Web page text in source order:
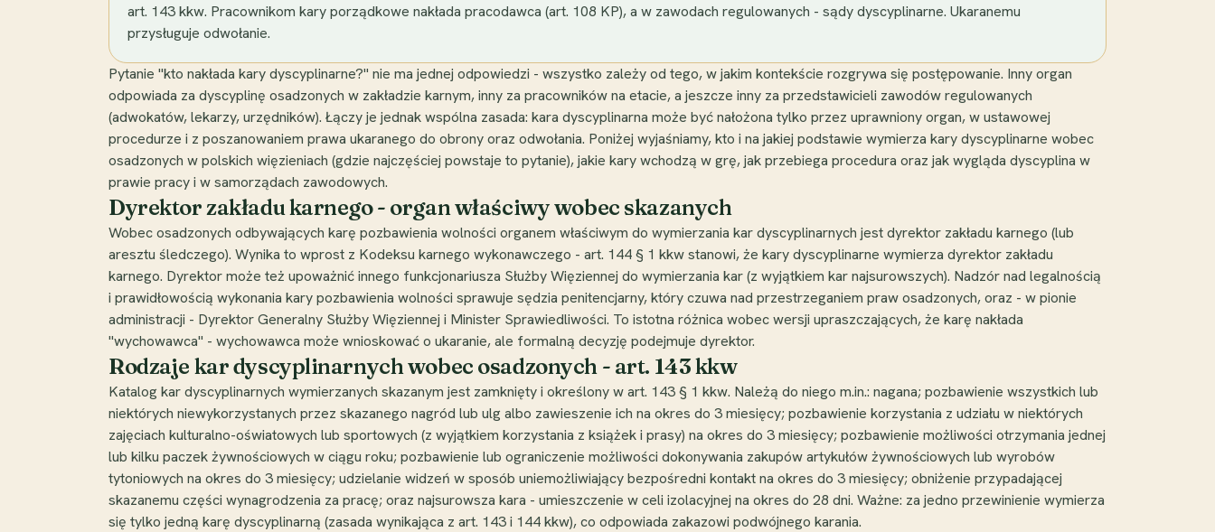
art. 143 kkw. Pracownikom kary porządkowe nakłada pracodawca (art. 108 KP), a w zawodach regulowanych - sądy dyscyplinarne. Ukaranemu
przysługuje odwołanie.
Pytanie "kto nakłada kary dyscyplinarne?" nie ma jednej odpowiedzi - wszystko zależy od tego, w jakim kontekście rozgrywa się postępowanie. Inny organ
odpowiada za dyscyplinę osadzonych w zakładzie karnym, inny za pracowników na etacie, a jeszcze inny za przedstawicieli zawodów regulowanych
(adwokatów, lekarzy, urzędników). Łączy je jednak wspólna zasada: kara dyscyplinarna może być nałożona tylko przez uprawniony organ, w ustawowej
procedurze i z poszanowaniem prawa ukaranego do obrony oraz odwołania. Poniżej wyjaśniamy, kto i na jakiej podstawie wymierza kary dyscyplinarne wobec
osadzonych w polskich więzieniach (gdzie najczęściej powstaje to pytanie), jakie kary wchodzą w grę, jak przebiega procedura oraz jak wygląda dyscyplina w
prawie pracy i w samorządach zawodowych.
Dyrektor zakładu karnego - organ właściwy wobec skazanych
Wobec osadzonych odbywających karę pozbawienia wolności organem właściwym do wymierzania kar dyscyplinarnych jest dyrektor zakładu karnego (lub
aresztu śledczego). Wynika to wprost z Kodeksu karnego wykonawczego - art. 144 § 1 kkw stanowi, że kary dyscyplinarne wymierza dyrektor zakładu
karnego. Dyrektor może też upoważnić innego funkcjonariusza Służby Więziennej do wymierzania kar (z wyjątkiem kar najsurowszych). Nadzór nad legalnością
i prawidłowością wykonania kary pozbawienia wolności sprawuje sędzia penitencjarny, który czuwa nad przestrzeganiem praw osadzonych, oraz - w pionie
administracji - Dyrektor Generalny Służby Więziennej i Minister Sprawiedliwości. To istotna różnica wobec wersji upraszczających, że karę nakłada
"wychowawca" - wychowawca może wnioskować o ukaranie, ale formalną decyzję podejmuje dyrektor.
Rodzaje kar dyscyplinarnych wobec osadzonych - art. 143 kkw
Katalog kar dyscyplinarnych wymierzanych skazanym jest zamknięty i określony w art. 143 § 1 kkw. Należą do niego m.in.: nagana; pozbawienie wszystkich lub
niektórych niewykorzystanych przez skazanego nagród lub ulg albo zawieszenie ich na okres do 3 miesięcy; pozbawienie korzystania z udziału w niektórych
zajęciach kulturalno-oświatowych lub sportowych (z wyjątkiem korzystania z książek i prasy) na okres do 3 miesięcy; pozbawienie możliwości otrzymania jednej
lub kilku paczek żywnościowych w ciągu roku; pozbawienie lub ograniczenie możliwości dokonywania zakupów artykułów żywnościowych lub wyrobów
tytoniowych na okres do 3 miesięcy; udzielanie widzeń w sposób uniemożliwiający bezpośredni kontakt na okres do 3 miesięcy; obniżenie przypadającej
skazanemu części wynagrodzenia za pracę; oraz najsurowsza kara - umieszczenie w celi izolacyjnej na okres do 28 dni. Ważne: za jedno przewinienie wymierza
się tylko jedną karę dyscyplinarną (zasada wynikająca z art. 143 i 144 kkw), co odpowiada zakazowi podwójnego karania.